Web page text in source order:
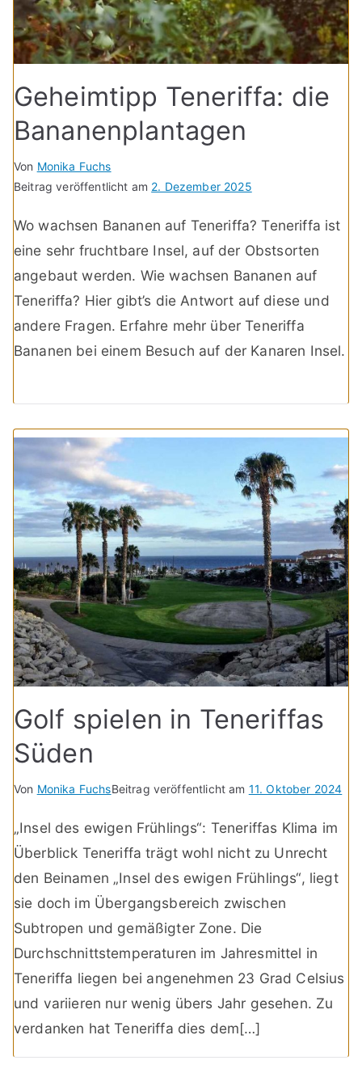
Geheimtipp Teneriffa: die
Bananenplantagen
Von Monika Fuchs
Beitrag veröffentlicht am 2. Dezember 2025
Wo wachsen Bananen auf Teneriffa? Teneriffa ist
eine sehr fruchtbare Insel, auf der Obstsorten
angebaut werden. Wie wachsen Bananen auf
Teneriffa? Hier gibt’s die Antwort auf diese und
andere Fragen. Erfahre mehr über Teneriffa
Bananen bei einem Besuch auf der Kanaren Insel.
Golf spielen in Teneriffas
Süden
Von Monika FuchsBeitrag veröffentlicht am 11. Oktober 2024
„Insel des ewigen Frühlings“: Teneriffas Klima im
Überblick Teneriffa trägt wohl nicht zu Unrecht
den Beinamen „Insel des ewigen Frühlings“, liegt
sie doch im Übergangsbereich zwischen
Subtropen und gemäßigter Zone. Die
Durchschnittstemperaturen im Jahresmittel in
Teneriffa liegen bei angenehmen 23 Grad Celsius
und variieren nur wenig übers Jahr gesehen. Zu
verdanken hat Teneriffa dies dem[…]